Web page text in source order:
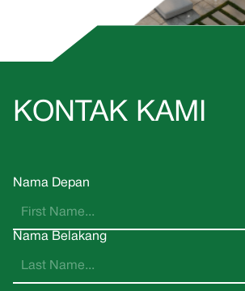
KONTAK KAMI
Nama Depan
Nama Belakang